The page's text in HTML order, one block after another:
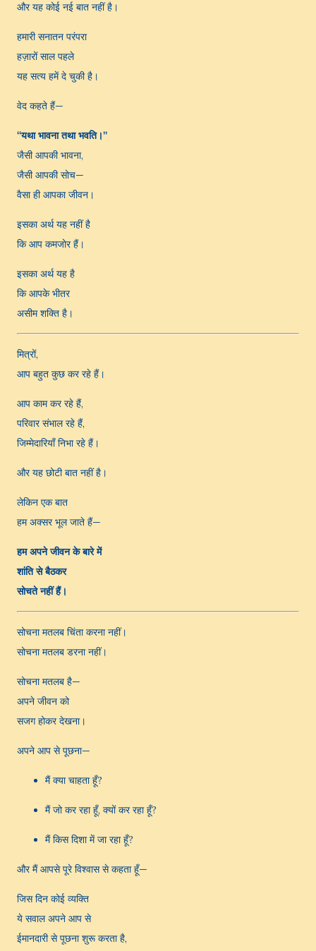
और यह कोई नई बात नहीं है।
हमारी सनातन परंपरा
हज़ारों साल पहले
यह सत्य हमें दे चुकी है।
वेद कहते हैं—
“यथा भावना तथा भवति।”
जैसी आपकी भावना,
जैसी आपकी सोच—
वैसा ही आपका जीवन।
इसका अर्थ यह नहीं है
कि आप कमजोर हैं।
इसका अर्थ यह है
कि आपके भीतर
असीम शक्ति है।
मित्रों,
आप बहुत कुछ कर रहे हैं।
आप काम कर रहे हैं,
परिवार संभाल रहे हैं,
जिम्मेदारियाँ निभा रहे हैं।
और यह छोटी बात नहीं है।
लेकिन एक बात
हम अक्सर भूल जाते हैं—
हम अपने जीवन के बारे में
शांति से बैठकर
सोचते नहीं हैं।
सोचना मतलब चिंता करना नहीं।
सोचना मतलब डरना नहीं।
सोचना मतलब है—
अपने जीवन को
सजग होकर देखना।
अपने आप से पूछना—
मैं क्या चाहता हूँ?
मैं जो कर रहा हूँ, क्यों कर रहा हूँ?
मैं किस दिशा में जा रहा हूँ?
और मैं आपसे पूरे विश्वास से कहता हूँ—
जिस दिन कोई व्यक्ति
ये सवाल अपने आप से
ईमानदारी से पूछना शुरू करता है,